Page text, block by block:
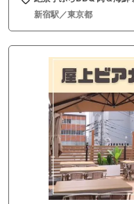
新宿駅／東京都